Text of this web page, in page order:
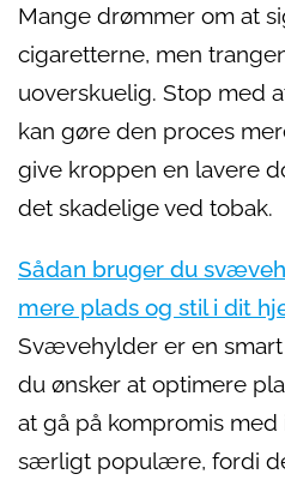
Mange drømmer om at
cigaretterne, men
uoverskuelig. Stop med
kan gøre den proces
give kroppen en lavere
det skadelige ved tobak.
Sådan bruger du
mere plads og stil i dit
Svævehylder er en
du ønsker at optimere
at gå på kompromis
særligt populære, fordi